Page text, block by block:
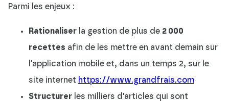
Parmi les enjeux :
Rationaliser la gestion de plus de 2 000
recettes afin de les mettre en avant demain sur
l'application mobile et, dans un temps 2, sur le
site internet https://www.grandfrais.com
Structurer les milliers d'articles qui sont